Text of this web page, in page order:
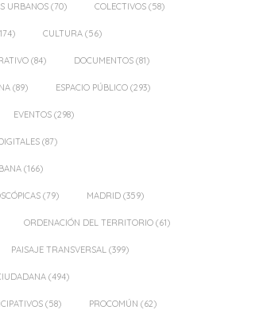
URBANOS (70) COLECTIVOS (58)
CULTURA (56)
(84) DOCUMENTOS (81)
(89) ESPACIO PÚBLICO (293)
EVENTOS (298)
(87)
(166)
(79) MADRID (359)
ORDENACIÓN DEL TERRITORIO (61)
PAISAJE TRANSVERSAL (399)
(494)
(58) PROCOMÚN (62)